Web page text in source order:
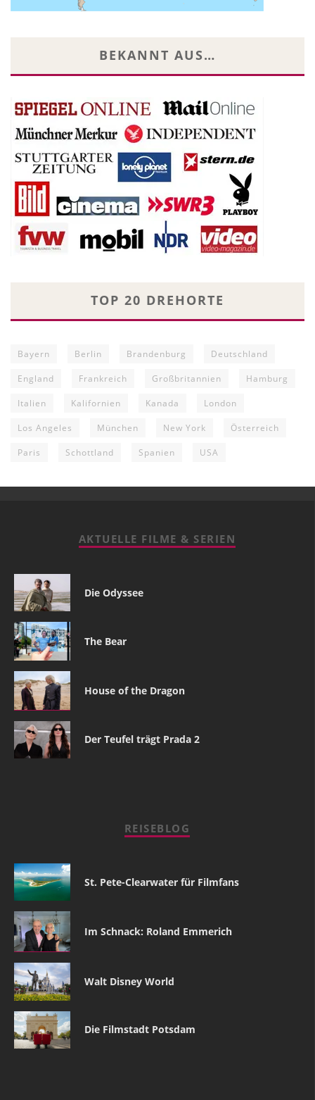
BEKANNT AUS…
TOP 20 DREHORTE
Bayern Berlin Brandenburg Deutschland
England Frankreich Großbritannien Hamburg
Italien Kalifornien Kanada London
Los Angeles München New York Österreich
Paris Schottland Spanien USA
AKTUELLE FILME & SERIEN
Die Odyssee
The Bear
House of the Dragon
Der Teufel trägt Prada 2
REISEBLOG
St. Pete-Clearwater für Filmfans
Im Schnack: Roland Emmerich
Walt Disney World
Die Filmstadt Potsdam